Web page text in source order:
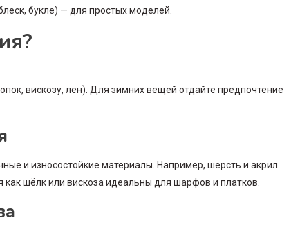
букле) — для простых моделей.
вискозу, лён). Для зимних вещей отдайте предпочтение
и износостойкие материалы. Например, шерсть и акрил
шёлк или вискоза идеальны для шарфов и платков.